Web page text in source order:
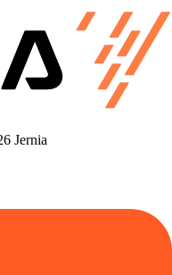
Jernia